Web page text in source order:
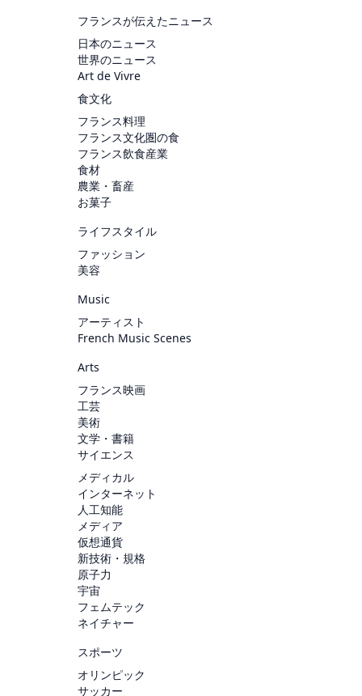
フランスが伝えたニュース
日本のニュース
世界のニュース
Art de Vivre
食文化
フランス料理
フランス文化圏の食
フランス飲食産業
食材
農業・畜産
お菓子
ライフスタイル
ファッション
美容
Music
アーティスト
French Music Scenes
Arts
フランス映画
工芸
美術
文学・書籍
サイエンス
メディカル
インターネット
人工知能
メディア
仮想通貨
新技術・規格
原子力
宇宙
フェムテック
ネイチャー
スポーツ
オリンピック
サッカー